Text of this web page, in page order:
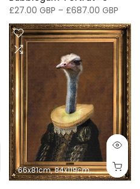
£27.00 GBP – £687.00 GBP
66x76cm 91x117cm 107x137cm
66x81cm 84x119cm 102x152cm